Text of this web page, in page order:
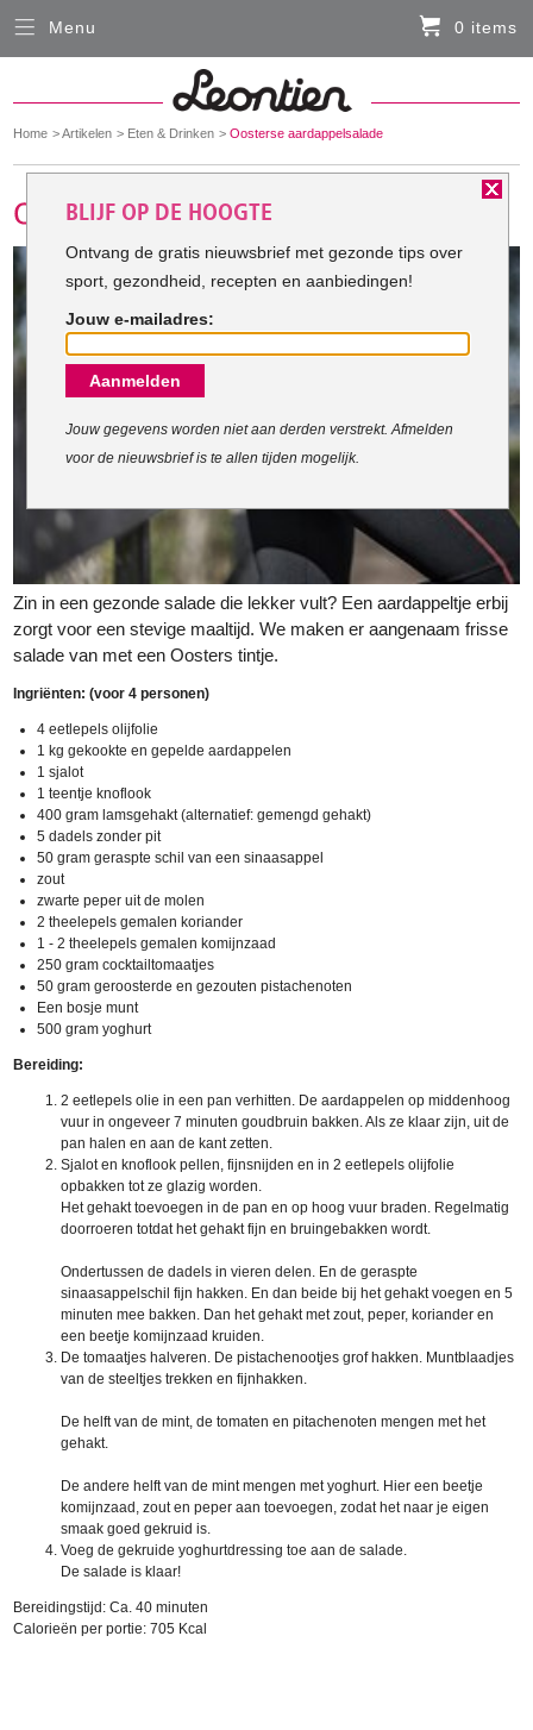
You
here:
Home Artikelen Eten & Drinken Oosterse aardappelsalade
Zin in een gezonde salade die lekker vult? Een aardappeltje erbij
zorgt voor een stevige maaltijd. We maken er aangenaam frisse
salade van met een Oosters tintje.
Ingriënten: (voor 4 personen)
4 eetlepels olijfolie
1 kg gekookte en gepelde aardappelen
1 sjalot
1 teentje knoflook
400 gram lamsgehakt (alternatief: gemengd gehakt)
5 dadels zonder pit
50 gram geraspte schil van een sinaasappel
zout
zwarte peper uit de molen
2 theelepels gemalen koriander
1 - 2 theelepels gemalen komijnzaad
250 gram cocktailtomaatjes
50 gram geroosterde en gezouten pistachenoten
Een bosje munt
500 gram yoghurt
Bereiding:
2 eetlepels olie in een pan verhitten. De aardappelen op middenhoog
vuur in ongeveer 7 minuten goudbruin bakken. Als ze klaar zijn, uit de
pan halen en aan de kant zetten.
Sjalot en knoflook pellen, fijnsnijden en in 2 eetlepels olijfolie
opbakken tot ze glazig worden.
Het gehakt toevoegen in de pan en op hoog vuur braden. Regelmatig
doorroeren totdat het gehakt fijn en bruingebakken wordt.
Ondertussen de dadels in vieren delen. En de geraspte
sinaasappelschil fijn hakken. En dan beide bij het gehakt voegen en 5
minuten mee bakken. Dan het gehakt met zout, peper, koriander en
een beetje komijnzaad kruiden.
De tomaatjes halveren. De pistachenootjes grof hakken. Muntblaadjes
van de steeltjes trekken en fijnhakken.
De helft van de mint, de tomaten en pitachenoten mengen met het
gehakt.
De andere helft van de mint mengen met yoghurt. Hier een beetje
komijnzaad, zout en peper aan toevoegen, zodat het naar je eigen
smaak goed gekruid is.
Voeg de gekruide yoghurtdressing toe aan de salade.
De salade is klaar!
Bereidingstijd: Ca. 40 minuten
Calorieën per portie: 705 Kcal
Menu 0 items
Sluiten
HARDLOOPKLEDING
FIETSKLEDING
SERVICE
Inloggen
Contact- en adresgegevens
Levertijd, retourneren, ruilen
BLIJF OP DE HOOGTE
Ontvang de gratis nieuwsbrief met gezonde tips over
sport, gezondheid, recepten en aanbiedingen!
Jouw e-mailadres:
Aanmelden
Jouw gegevens worden niet aan derden verstrekt. Afmelden
voor de nieuwsbrief is te allen tijden mogelijk.